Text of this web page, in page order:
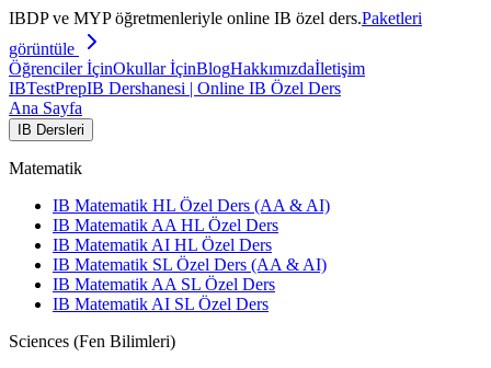
IBDP ve MYP öğretmenleriyle online IB özel ders.Paketleri
görüntüle
Öğrenciler İçinOkullar İçinBlogHakkımızdaİletişim
IBTestPrepIB Dershanesi | Online IB Özel Ders
Ana Sayfa
IB Dersleri
Matematik
IB Matematik HL Özel Ders (AA & AI)
IB Matematik AA HL Özel Ders
IB Matematik AI HL Özel Ders
IB Matematik SL Özel Ders (AA & AI)
IB Matematik AA SL Özel Ders
IB Matematik AI SL Özel Ders
Sciences (Fen Bilimleri)